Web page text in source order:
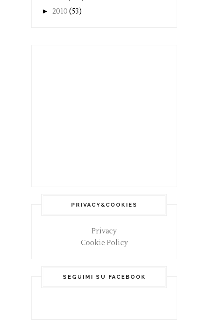
► 2010 (53)
PRIVACY&COOKIES
Privacy
Cookie Policy
SEGUIMI SU FACEBOOK